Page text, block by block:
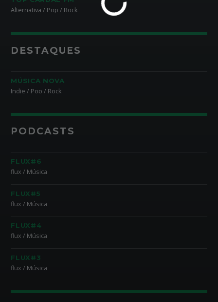
Alternativa / Pop / Rock
DESTAQUES
MÚSICA NOVA
Indie / Pop / Rock
PODCASTS
FLUX#6
flux / Música
FLUX#5
flux / Música
FLUX#4
flux / Música
FLUX#3
flux / Música